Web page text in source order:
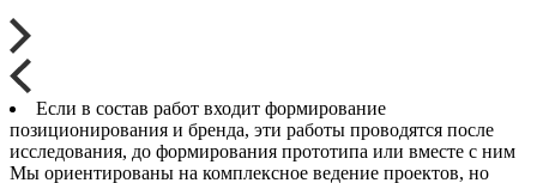
Если в состав работ входит формирование
позиционирования и бренда, эти работы проводятся после
исследования, до формирования прототипа или вместе с ним
Мы ориентированы на комплексное ведение проектов, но